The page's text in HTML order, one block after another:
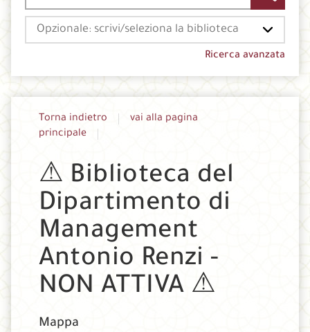
Ricerca avanzata
Seleziona
Torna indietro
vai alla pagina
principale
⚠ Biblioteca del
Dipartimento di
Management
Antonio Renzi -
NON ATTIVA ⚠
Mappa